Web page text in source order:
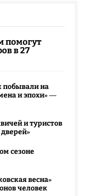
помогут
в 27
побывали на
и эпохи» —
и туристов
сезоне
весна»
человек